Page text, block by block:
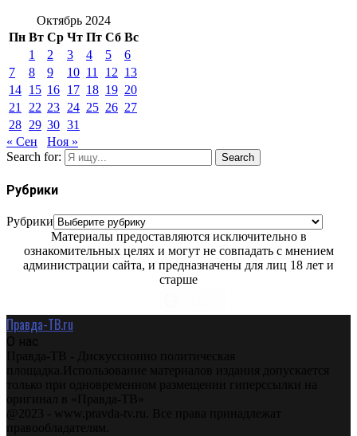
Октябрь 2024
Пн Вт Ср Чт Пт Сб Вс
1
2 3 4 5
6
7
8 9 10 11 12 13
14 15 16 17 18 19 20
21
22 23 24 25 26 27
28 29 30 31
« Сен
Ноя »
Search for:
Search
Рубрики
Рубрики
Материалы предоставляются исключительно в
ознакомительных целях и могут не совпадать с мнением
администрации сайта, и предназначены для лиц 18 лет и
старше
Правда-ТВ.ru
О нас
Правда-ТВ - Дискуссионно политическая
площадка.Использование материалов издания допускается
только при одновременном размещении гиперссылки на
оригинал в «Правда-ТВ»
@2023 - www.pravda-tv.ru. Все права принадлежат
правообладателям.